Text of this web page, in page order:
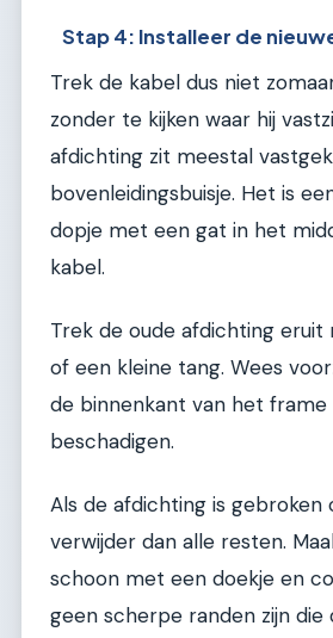
Stap 4: Installeer de
Trek de kabel dus niet
zonder te kijken waar hij
afdichting zit meestal
bovenleidingsbuisje. Het is
dopje met een gat in het
kabel.
Trek de oude afdichting eruit
of een kleine tang. Wees
de binnenkant van het frame
beschadigen.
Als de afdichting is gebroken
verwijder dan alle resten.
schoon met een doekje en
geen scherpe randen zijn die